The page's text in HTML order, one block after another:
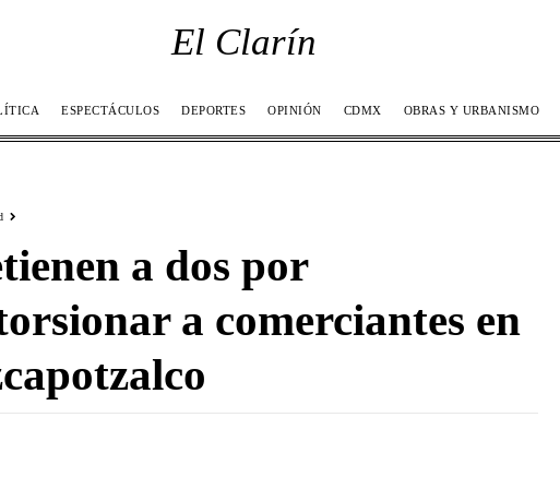
El Clarín
ESPECTÁCULOS DEPORTES OPINIÓN CDMX OBRAS Y URBANISMO
a dos por
a comerciantes en